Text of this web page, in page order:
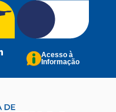
Acesso à
Informação